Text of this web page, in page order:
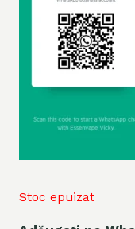
Stoc epuizat